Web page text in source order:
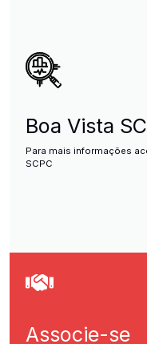
Boa Vista
Para mais informações
SCPC
Associe-se